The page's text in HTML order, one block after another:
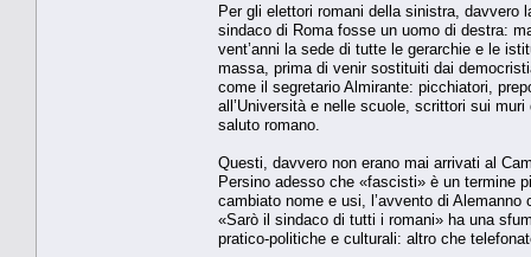
Per gli elettori romani della sinistra, davvero
sindaco di Roma fosse un uomo di destra:
vent’anni la sede di tutte le gerarchie e le
massa, prima di venir sostituiti dai
come il segretario Almirante: picchiatori,
all’Università e nelle scuole, scrittori sui
saluto romano.
Questi, davvero non erano mai arrivati al
Persino adesso che «fascisti» è un termine
cambiato nome e usi, l’avvento di
«Sarò il sindaco di tutti i romani» ha una
pratico-politiche e culturali: altro che